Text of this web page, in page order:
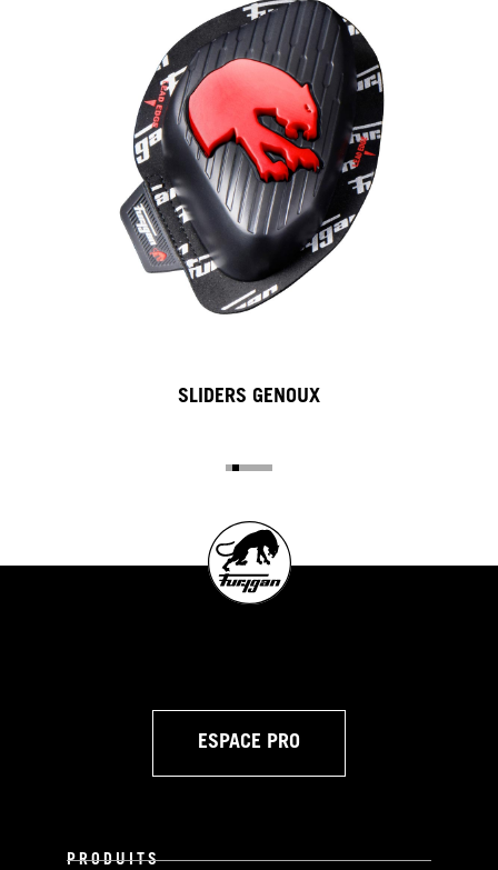
SLIDERS GENOUX
ESPACE PRO
PRODUITS